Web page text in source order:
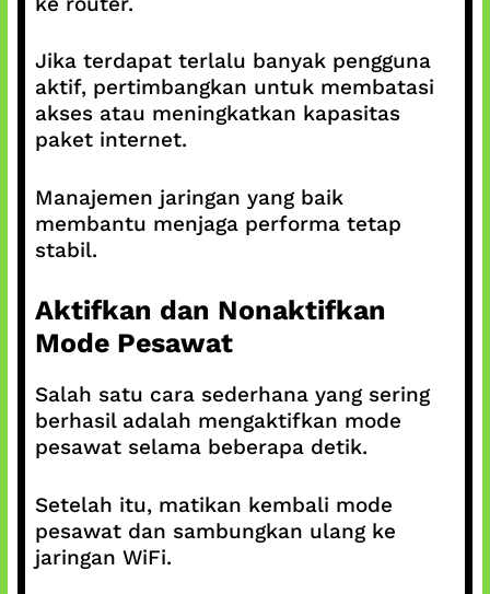
Jika terdapat terlalu banyak pengguna
aktif, pertimbangkan untuk membatasi
akses atau meningkatkan kapasitas
paket internet.
Manajemen jaringan yang baik
membantu menjaga performa tetap
stabil.
Aktifkan dan Nonaktifkan
Mode Pesawat
Salah satu cara sederhana yang sering
berhasil adalah mengaktifkan mode
pesawat selama beberapa detik.
Setelah itu, matikan kembali mode
pesawat dan sambungkan ulang ke
jaringan WiFi.